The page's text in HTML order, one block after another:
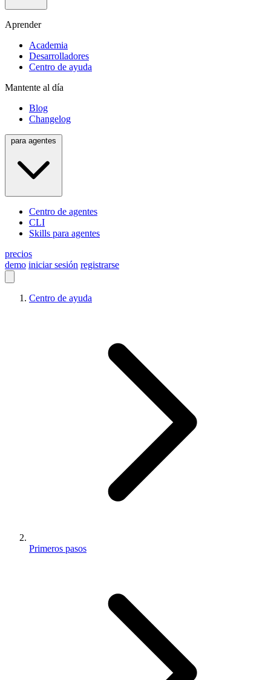
Aprender
Academia
Desarrolladores
Centro de ayuda
Mantente al día
Blog
Changelog
Centro de agentes
CLI
Skills para agentes
precios
demo iniciar sesión registrarse
Centro de ayuda
Primeros pasos